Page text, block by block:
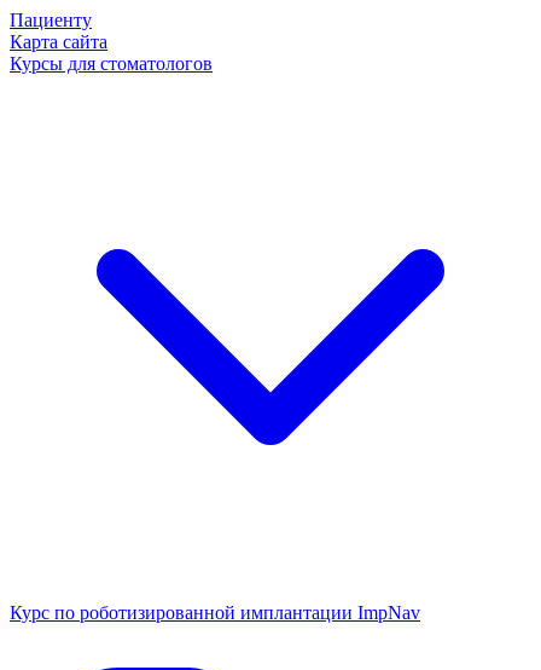
Пациенту
Карта сайта
Курсы для стоматологов
Курс по роботизированной имплантации ImpNav